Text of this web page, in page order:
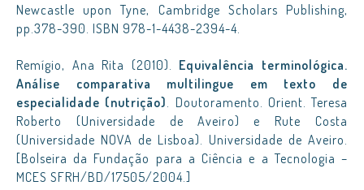
Newcastle upon Tyne, Cambridge Scholars Publishing,
pp.378-390. ISBN 978-1-4438-2394-4.
Remígio, Ana Rita (2010). Equivalência terminológica.
Análise comparativa multilingue em texto de
especialidade (nutrição). Doutoramento. Orient. Teresa
Roberto (Universidade de Aveiro) e Rute Costa
(Universidade NOVA de Lisboa). Universidade de Aveiro.
[Bolseira da Fundação para a Ciência e a Tecnologia –
MCES SFRH/BD/17505/2004.]